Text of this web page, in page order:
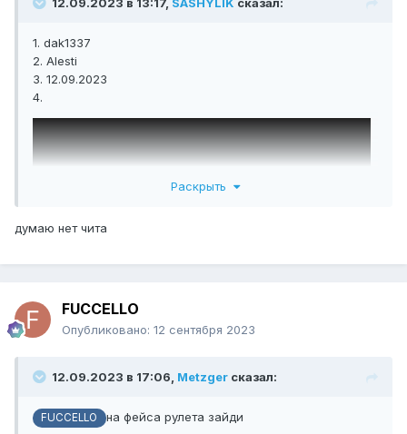
12.09.2023 в 13:17, SASHYLIK сказал:
1. dak1337
2. Alesti
3. 12.09.2023
4.
Раскрыть
думаю нет чита
FUCCELLO
Опубликовано: 12 сентября 2023
12.09.2023 в 17:06, Metzger сказал:
FUCCELLO на фейса рулета зайди